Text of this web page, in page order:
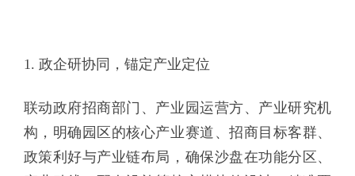
1. 政企研协同，锚定产业定位
联动政府招商部门、产业园运营方、产业研究机
构，明确园区的核心产业赛道、招商目标客群、
政策利好与产业链布局，确保沙盘在功能分区、